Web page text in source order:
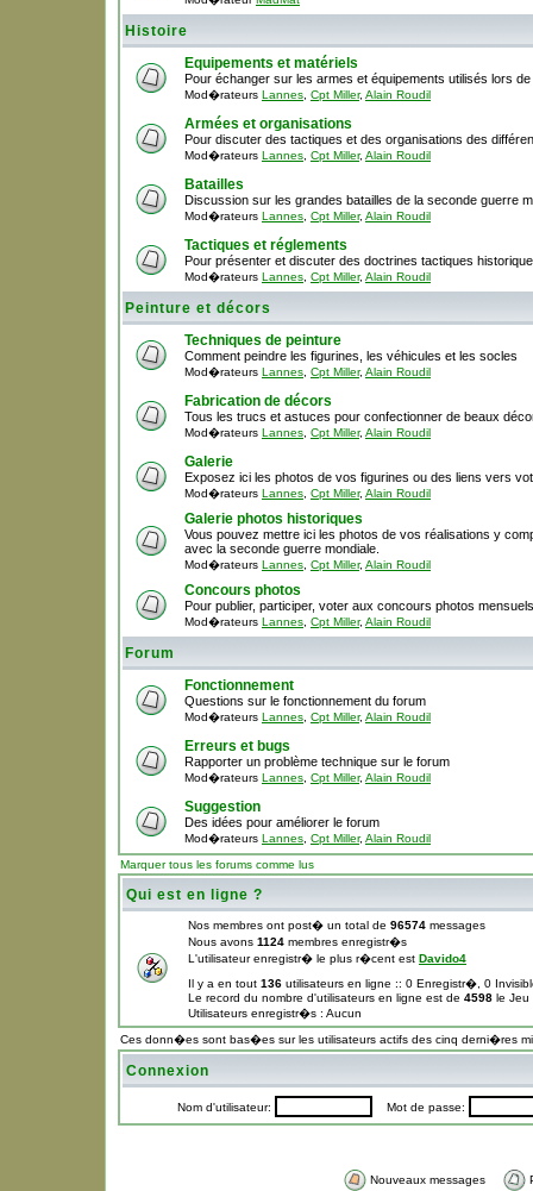
Histoire
Equipements et matériels
Pour échanger sur les armes et équipements utilisés lors
Mod�rateurs Lannes Cpt Miller, Alain Roudil
Armées et organisations
Pour discuter des tactiques et des organisations des
Mod�rateurs Lannes Cpt Miller, Alain Roudil
Batailles
Discussion sur les grandes batailles de la seconde guerre
Mod�rateurs Lannes Cpt Miller, Alain Roudil
Tactiques et réglements
Pour présenter et discuter des doctrines tactiques
Mod�rateurs Lannes Cpt Miller, Alain Roudil
Peinture et décors
Techniques de peinture
Comment peindre les figurines, les véhicules et les socles
Mod�rateurs Lannes Cpt Miller, Alain Roudil
Fabrication de décors
Tous les trucs et astuces pour confectionner de beaux
Mod�rateurs Lannes Cpt Miller, Alain Roudil
Galerie
Exposez ici les photos de vos figurines ou des liens vers
Mod�rateurs Lannes Cpt Miller, Alain Roudil
Galerie photos historiques
Vous pouvez mettre ici les photos de vos réalisations y
avec la seconde guerre mondiale.
Mod�rateurs Lannes Cpt Miller, Alain Roudil
Concours photos
Pour publier, participer, voter aux concours photos mensuels
Mod�rateurs Lannes Cpt Miller, Alain Roudil
Forum
Fonctionnement
Questions sur le fonctionnement du forum
Mod�rateurs Lannes Cpt Miller, Alain Roudil
Erreurs et bugs
Rapporter un problème technique sur le forum
Mod�rateurs Lannes Cpt Miller, Alain Roudil
Suggestion
Des idées pour améliorer le forum
Mod�rateurs Lannes Cpt Miller, Alain Roudil
Marquer tous les forums comme lus
Qui est en ligne ?
Nos membres ont post� un total de 96574 messages
Nous avons 1124 membres enregistr�s
L'utilisateur enregistr� le plus r�cent est Davido4
Il y a en tout 136 utilisateurs en ligne :: 0 Enregistr�, 0
Le record du nombre d'utilisateurs en ligne est de 4598 le Jeu
Utilisateurs enregistr�s : Aucun
Ces donn�es sont bas�es sur les utilisateurs actifs des cinq derni�res
Connexion
Nom d'utilisateur: Mot de passe:
Nouveaux messages